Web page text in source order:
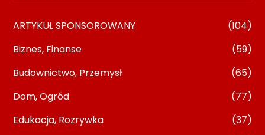
ARTYKUŁ SPONSOROWANY
(104)
Biznes, Finanse
(59)
Budownictwo, Przemysł
(65)
Dom, Ogród
(77)
Edukacja, Rozrywka
(37)